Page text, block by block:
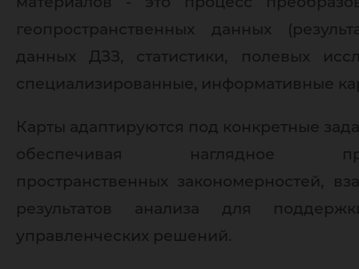
геопространственных данных
данных ДЗЗ, статистики, полевых
специализированные, информативные
Карты адаптируются под конкретные
обеспечивая наглядное
пространственных закономерностей,
результатов анализа для
управленческих решений.